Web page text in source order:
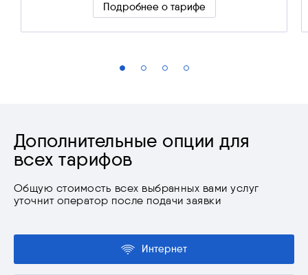
Подробнее о тарифе
Скрыть подробности
Дополнительные опции для
всех тарифов
Общую стоимость всех выбранных вами услуг
уточнит оператор после подачи заявки
Интернет